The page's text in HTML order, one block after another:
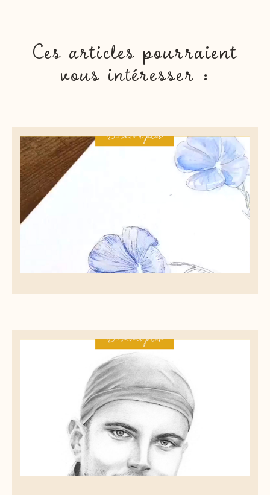
Ces articles pourraient
vous intéresser :